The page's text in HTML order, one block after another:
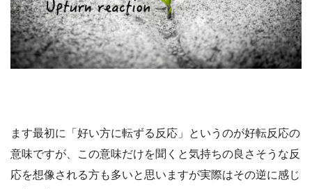
ます最初に「好い方に転ずる反応」というのが好転反応の
意味ですが、この意味だけを聞くと気持ちの良さそうな反
応を想像される方も多いと思いますが実際はその逆に感じ